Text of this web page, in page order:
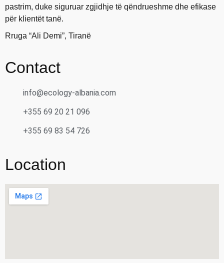
pastrim, duke siguruar zgjidhje të qëndrueshme dhe efikase
për klientët tanë.
Rruga “Ali Demi”, Tiranë
Contact
info@ecology-albania.com
+355 69 20 21 096
+355 69 83 54 726
Location